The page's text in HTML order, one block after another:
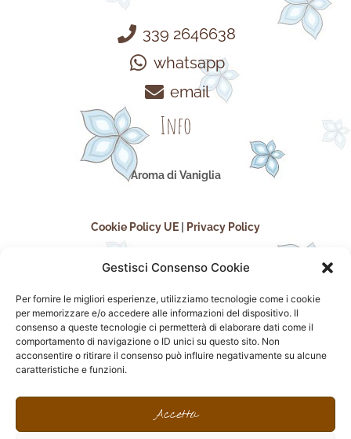
Gestisci Consenso Cookie
Per fornire le migliori esperienze, utilizziamo tecnologie come i cookie
per memorizzare e/o accedere alle informazioni del dispositivo. Il
consenso a queste tecnologie ci permetterà di elaborare dati come il
comportamento di navigazione o ID unici su questo sito. Non
acconsentire o ritirare il consenso può influire negativamente su alcune
caratteristiche e funzioni.
Accetta
339 2646638
whatsapp
email
Info
Aroma di Vaniglia
Cookie Policy UE Privacy Policy
seguici sui social
F
I
n
P
i
F